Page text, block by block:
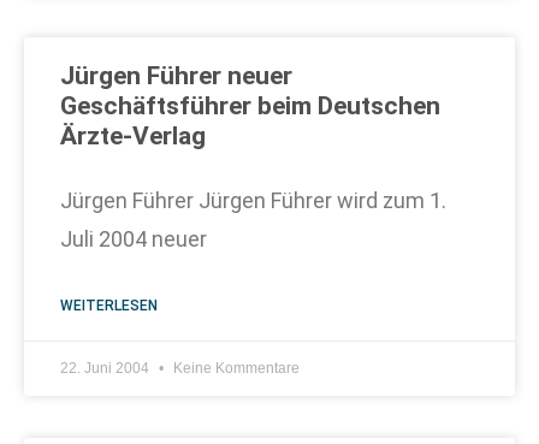
Jürgen Führer neuer
Geschäftsführer beim Deutschen
Ärzte-Verlag
Jürgen Führer Jürgen Führer wird zum 1.
Juli 2004 neuer
WEITERLESEN
22. Juni 2004 Keine Kommentare